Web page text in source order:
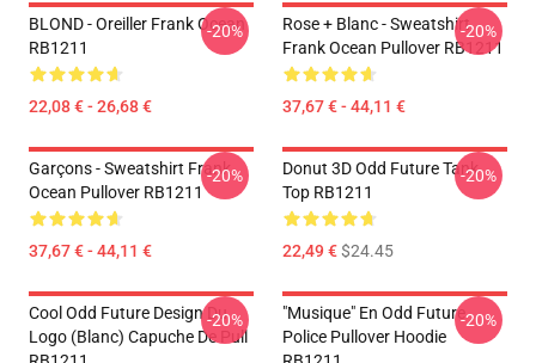
BLOND - Oreiller Frank Ocean
RB1211
22,08 € - 26,68 €
-20%
Rose + Blanc - Sweatshirt
Frank Ocean Pullover RB1211
37,67 € - 44,11 €
-20%
Garçons - Sweatshirt Frank
Ocean Pullover RB1211
37,67 € - 44,11 €
-20%
Donut 3D Odd Future Tank
Top RB1211
22,49 €$24.45
-20%
Cool Odd Future Design Du
Logo (blanc) Capuche De Pull
-20%
"Musique" En Odd Future
Police Pullover Hoodie
-20%